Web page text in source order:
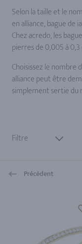
Selon la taille et le
en alliance, bague de
Chez acredo, les
pierres de 0,005 à
Choisissez le
alliance peut être
simplement sertie du
Filtre
Précédent